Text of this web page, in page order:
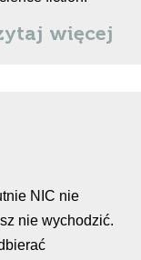
więcej
NIC nie
nie wychodzić.